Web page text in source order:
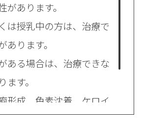
があります。
は授乳中の方は、治療で
あります。
ある場合は、治療できな
ます。
形成、色素沈着、ケロイ
症状が現れる場合があり